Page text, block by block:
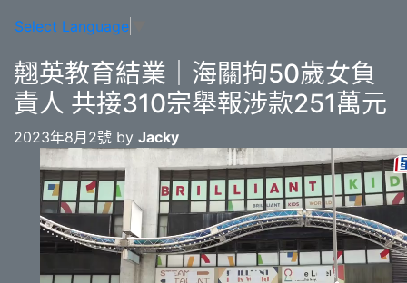
Select Language
翹英教育結業｜海關拘50歲女負
責人 共接310宗舉報涉款251萬元
2023年8月2號 by Jacky